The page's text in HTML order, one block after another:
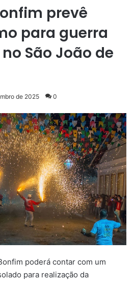
prevê
para guerra
São João de
de 2025 0
poderá contar com um
para realização da